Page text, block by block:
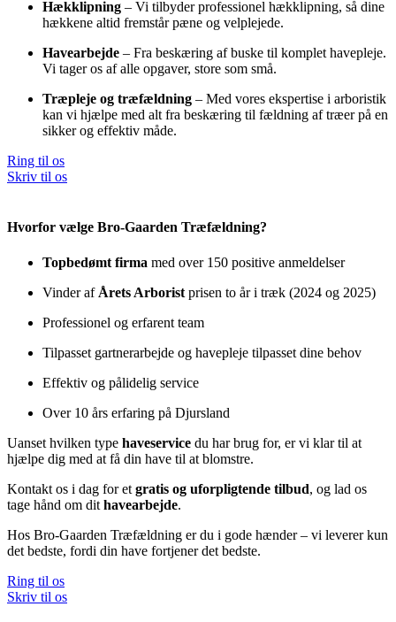
Hækklipning – Vi tilbyder professionel hækklipning, så dine
hækkene altid fremstår pæne og velplejede.
Havearbejde – Fra beskæring af buske til komplet havepleje.
Vi tager os af alle opgaver, store som små.
Træpleje og træfældning – Med vores ekspertise i arboristik
kan vi hjælpe med alt fra beskæring til fældning af træer på en
sikker og effektiv måde.
Ring til os
Skriv til os
Hvorfor vælge Bro-Gaarden Træfældning?
Topbedømt firma med over 150 positive anmeldelser
Vinder af Årets Arborist prisen to år i træk (2024 og 2025)
Professionel og erfarent team
Tilpasset gartnerarbejde og havepleje tilpasset dine behov
Effektiv og pålidelig service
Over 10 års erfaring på Djursland
Uanset hvilken type haveservice du har brug for, er vi klar til at
hjælpe dig med at få din have til at blomstre.
Kontakt os i dag for et gratis og uforpligtende tilbud, og lad os
tage hånd om dit havearbejde.
Hos Bro-Gaarden Træfældning er du i gode hænder – vi leverer kun
det bedste, fordi din have fortjener det bedste.
Ring til os
Skriv til os